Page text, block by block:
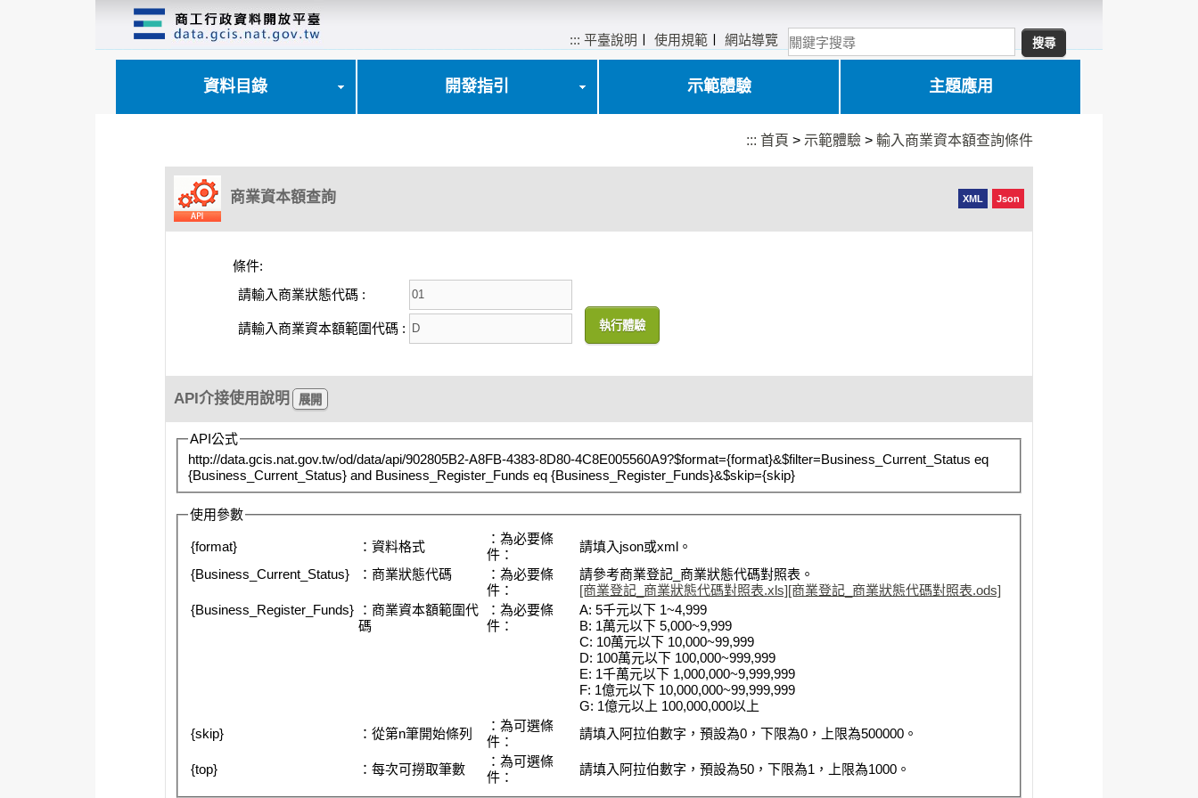
::: 平臺說明 〡使用規範 〡網站導覽
資料目錄 開發指引 示範體驗 主題應用
::: 首頁 > 示範體驗 >輸入商業資本額查詢條件
商業資本額查詢 XML Json
條件:
請輸入商業狀態代碼 :
請輸入商業資本額範圍代碼 :
API介接使用說明
API公式
http://data.gcis.nat.gov.tw/od/data/api/902805B2-A8FB-4383-8D80-4C8E005560A9?$format={format}&$filter=Business_Current_Status eq
{Business_Current_Status} and Business_Register_Funds eq {Business_Register_Funds}&$skip={skip}
使用參數
{format} ：資料格式
：為必要條
件：
請填入json或xml。
{Business_Current_Status}
：商業狀態代碼
：為必要條
件：
請參考商業登記_商業狀態代碼對照表。
[商業登記_商業狀態代碼對照表.xls][商業登記_商業狀態代碼對照表.ods]
{Business_Register_Funds}
：商業資本額範圍代
碼
：為必要條
件：
A: 5千元以下 1~4,999
B: 1萬元以下 5,000~9,999
C: 10萬元以下 10,000~99,999
D: 100萬元以下 100,000~999,999
E: 1千萬元以下 1,000,000~9,999,999
F: 1億元以下 10,000,000~99,999,999
G: 1億元以上 100,000,000以上
{skip}
：從第n筆開始條列
：為可選條
件：
請填入阿拉伯數字，預設為0，下限為0，上限為500000。
{top} ：每次可撈取筆數
：為可選條
件：
請填入阿拉伯數字，預設為50，下限為1，上限為1000。